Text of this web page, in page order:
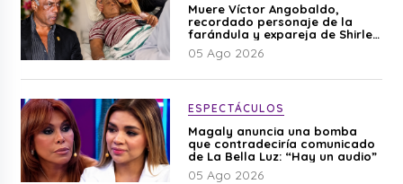
Muere Víctor Angobaldo,
recordado personaje de la
farándula y expareja de Shirley
Cherres
05 Ago 2026
ESPECTÁCULOS
Magaly anuncia una bomba
que contradeciría comunicado
de La Bella Luz: “Hay un audio”
05 Ago 2026